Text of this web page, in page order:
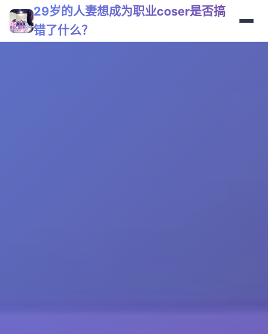
29岁的人妻想成为职业coser是否搞
错了什么？